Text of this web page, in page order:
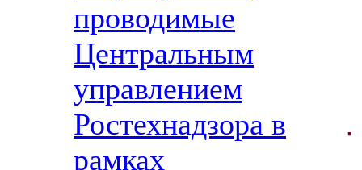
проводимые
Центральным
управлением
Ростехнадзора в
рамках
·